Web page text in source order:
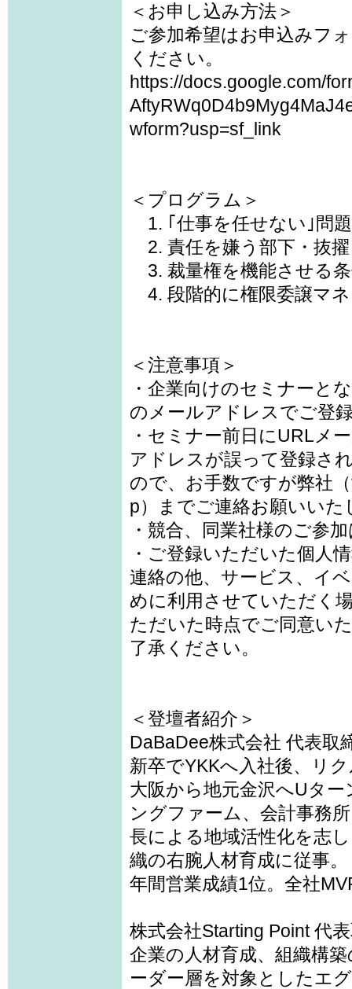
＜お申し込み方法＞
ご参加希望はお申込みフ
ください。
https://docs.google.com/
wform?usp=sf_link
＜プログラム＞
1. ｢仕事を任せない｣問
2. 責任を嫌う部下・抜
3. 裁量権を機能させる
4. 段階的に権限委譲マ
＜注意事項＞
・企業向けのセミナーと
のメールアドレスでご登
・セミナー前日にURLメ
アドレスが誤って登録さ
ので、お手数ですが弊社
p）までご連絡お願いいた
・競合、同業社様のご参
・ご登録いただいた個人
連絡の他、サービス、イ
めに利用させていただく
ただいた時点でご同意い
了承ください。
＜登壇者紹介＞
DaBaDee株式会社 代表取
新卒でYKKへ入社後、リ
大阪から地元金沢へUタ
ングファーム、会計事務
長による地域活性化を志
織の右腕人材育成に従事
年間営業成績1位。全社
株式会社Starting Point 代
企業の人材育成、組織構
ーダー層を対象としたエ